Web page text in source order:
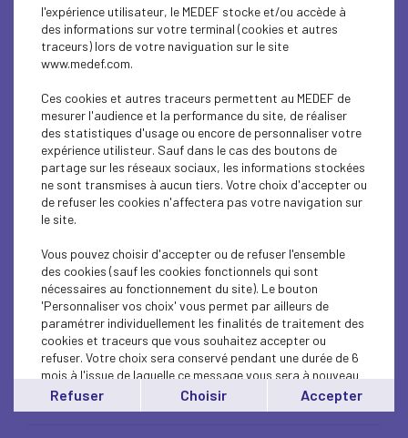
ÉCONOMIE
Réforme du financement de la sécurité sociale
: les propositions...
Lire l'article
ÉCONOMIE
REF Souveraineté - Accélérer ou (encore)
décrocher - lundi 29...
Lire l'article
l'expérience utilisateur, le MEDEF stocke et/ou accède à
des informations sur votre terminal (cookies et autres
traceurs) lors de votre naviguation sur le site
www.medef.com.
Ces cookies et autres traceurs permettent au MEDEF de
mesurer l'audience et la performance du site, de réaliser
des statistiques d'usage ou encore de personnaliser votre
expérience utilisteur. Sauf dans le cas des boutons de
partage sur les réseaux sociaux, les informations stockées
ne sont transmises à aucun tiers. Votre choix d'accepter ou
de refuser les cookies n'affectera pas votre navigation sur
le site.
Vous pouvez choisir d'accepter ou de refuser l'ensemble
des cookies (sauf les cookies fonctionnels qui sont
nécessaires au fonctionnement du site). Le bouton
'Personnaliser vos choix' vous permet par ailleurs de
paramétrer individuellement les finalités de traitement des
cookies et traceurs que vous souhaitez accepter ou
refuser. Votre choix sera conservé pendant une durée de 6
mois à l'issue de laquelle ce message vous sera à nouveau
affiché..
Vous pouvez modifier votre choix à tout moment en
Refuser Choisir Accepter